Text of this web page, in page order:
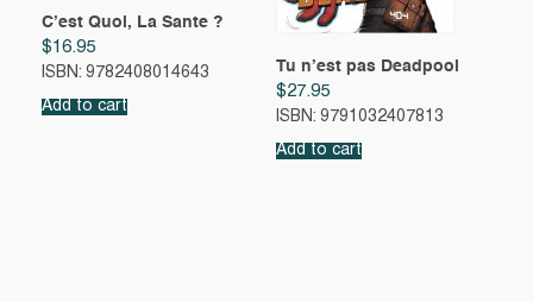
C’est Quoi, La Sante ?
$16.95
ISBN: 9782408014643
Add to cart
Tu n’est pas Deadpool
$27.95
ISBN: 9791032407813
Add to cart